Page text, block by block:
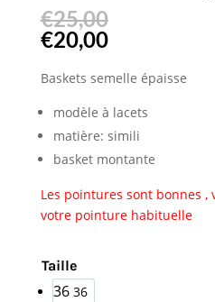
€25,00
€20,00
Baskets semelle épaisse
modèle à lacets
matière: simili
basket montante
Les pointures sont bonnes ,
votre pointure habituelle
Taille
36 36